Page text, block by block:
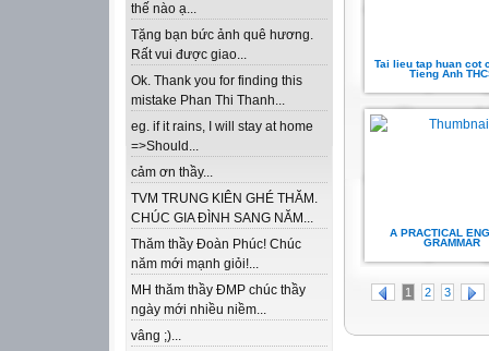
thế nào ạ...
Tặng bạn bức ảnh quê hương.
Rất vui được giao...
Ok. Thank you for finding this
mistake Phan Thi Thanh...
eg. if it rains, I will stay at home
=>Should...
cảm ơn thầy...
TVM TRUNG KIÊN GHÉ THĂM.
CHÚC GIA ĐÌNH SANG NĂM...
Thăm thầy Đoàn Phúc! Chúc
năm mới mạnh giỏi!...
MH thăm thầy ĐMP chúc thầy
ngày mới nhiều niềm...
vâng ;)...
Tai lieu tap huan cot
Tieng Anh
A PRACTICAL
GRAMMAR
1 2 3